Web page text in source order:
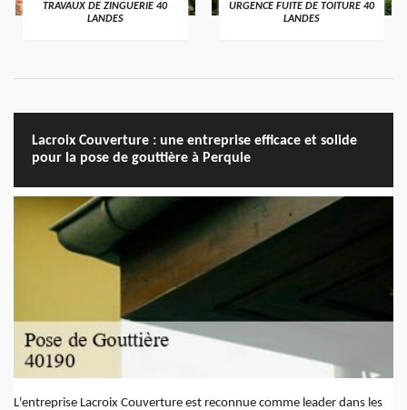
TRAVAUX DE ZINGUERIE 40
LANDES
URGENCE FUITE DE TOITURE 40
LANDES
Lacroix Couverture : une entreprise efficace et solide
pour la pose de gouttière à Perquie
L'entreprise Lacroix Couverture est reconnue comme leader dans les